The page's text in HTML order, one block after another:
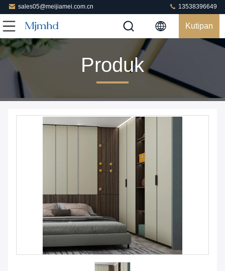
sales05@meijiamei.com.cn 13538396649
Kutipan
Produk